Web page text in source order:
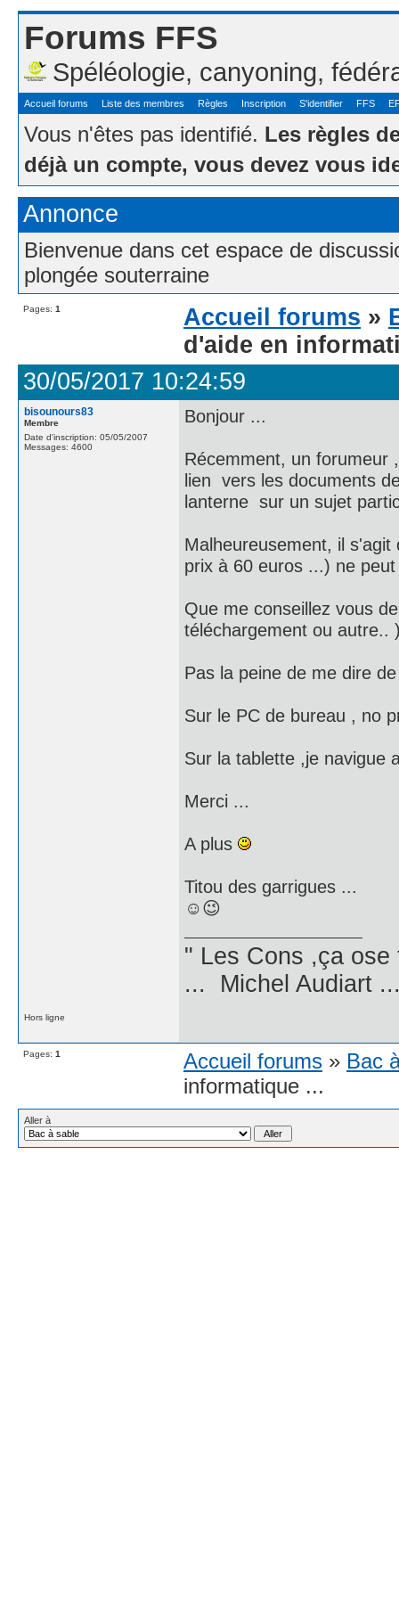
Forums FFS
Spéléologie, canyoning,
Accueil forums Liste des membres Règles Inscription S'identifier FFS
Vous n'êtes pas identifié. Les règles
déjà un compte, vous devez vous
Annonce
Bienvenue dans cet espace de
plongée souterraine
Pages: 1 Accueil forums »
d'aide en
30/05/2017 10:24:59
bisounours83
Membre
Date d'inscription: 05/05/2007
Messages: 4600
Bonjour ...
Récemment, un forumeur
lien vers les documents
lanterne sur un sujet
Malheureusement, il
prix à 60 euros ...) ne
Que me conseillez vous
téléchargement ou autre..
Pas la peine de me dire
Sur le PC de bureau , no
Sur la tablette ,je navigue
Merci ...
A plus
Titou des garrigues ...
☺😉
" Les Cons ,ça
... Michel Audiart
Hors ligne
Pages: 1 Accueil forums » Bac
informatique ...
Aller à